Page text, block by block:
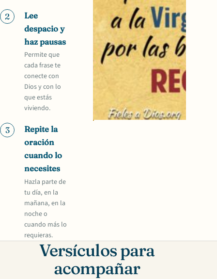
2
Lee
despacio y
haz pausas
Permite que
cada frase te
conecte con
Dios y con lo
que estás
viviendo.
3
Repite la
oración
cuando lo
necesites
Hazla parte de
tu día, en la
mañana, en la
noche o
cuando más lo
requieras.
Versículos para
acompañar